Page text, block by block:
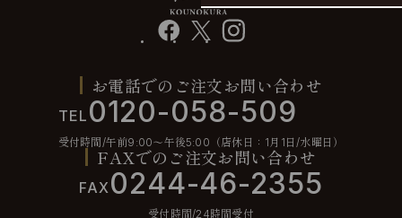
facebook instagram
お電話でのご注文お問い合わせ
TEL 0120-058-509
受付時間/午前9:00〜午後5:00（店休日：1月1日/水曜日）
FAXでのご注文お問い合わせ
FAX0244-46-2355
受付時間/24時間受付